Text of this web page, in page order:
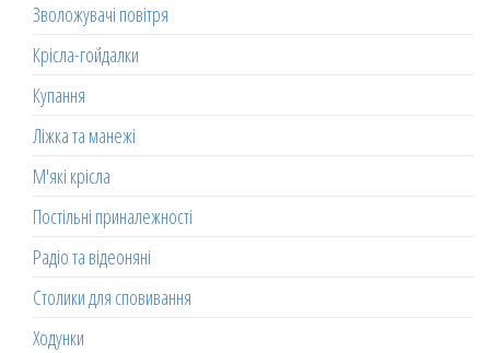
Зволожувачі повітря
Крісла-гойдалки
Купання
Ліжка та манежі
М'які крісла
Постільні приналежності
Радіо та відеоняні
Столики для сповивання
Ходунки